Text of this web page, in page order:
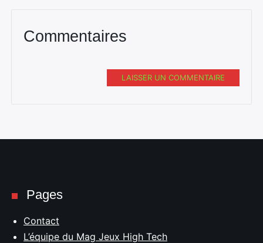
Commentaires
LAISSER UN COMMENTAIRE
Pages
Contact
L’équipe du Mag Jeux High Tech